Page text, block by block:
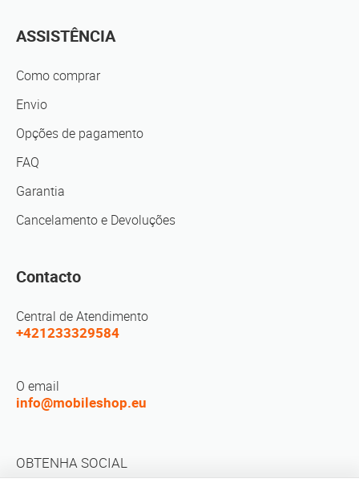
ASSISTÊNCIA
Como comprar
Envio
Opções de pagamento
FAQ
Garantia
Cancelamento e Devoluções
Contacto
Central de Atendimento
+421233329584
O email
info@mobileshop.eu
OBTENHA SOCIAL